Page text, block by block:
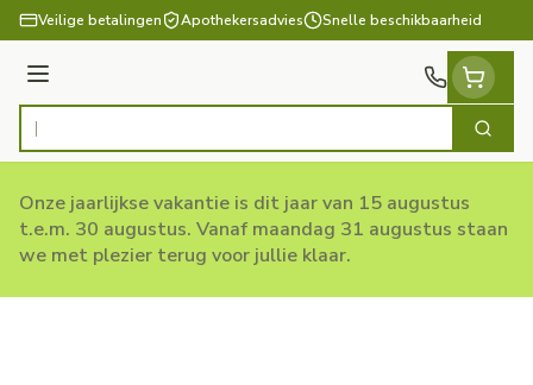
Ga naar de inhoud
Veilige betalingen Apothekersadvies Snelle beschikbaarheid
Menu
Product, merk, categorie... Zoek
Onze jaarlijkse vakantie is dit jaar van 15 augustus
t.e.m. 30 augustus. Vanaf maandag 31 augustus staan
we met plezier terug voor jullie klaar.